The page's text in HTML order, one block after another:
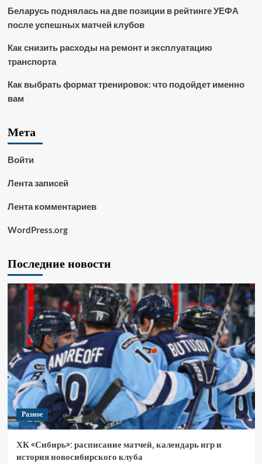
Беларусь поднялась на две позиции в рейтинге УЕФА
после успешных матчей клубов
Как снизить расходы на ремонт и эксплуатацию
транспорта
Как выбрать формат тренировок: что подойдет именно
вам
Мета
Войти
Лента записей
Лента комментариев
WordPress.org
Последние новости
Разное
ХК «Сибирь»: расписание матчей, календарь игр и
история новосибирского клуба